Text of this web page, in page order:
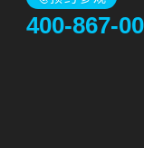
400-867-